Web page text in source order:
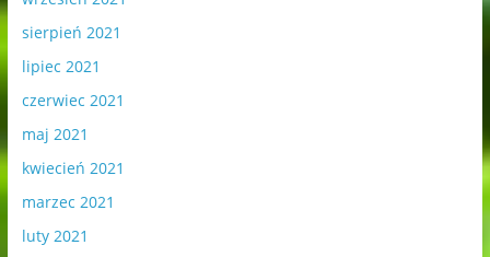
sierpień 2021
lipiec 2021
czerwiec 2021
maj 2021
kwiecień 2021
marzec 2021
luty 2021